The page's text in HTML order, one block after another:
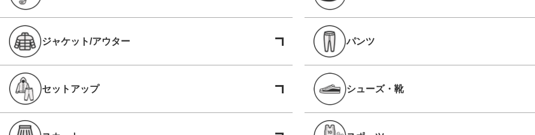
ジャケット/アウター パンツ
セットアップ シューズ・靴